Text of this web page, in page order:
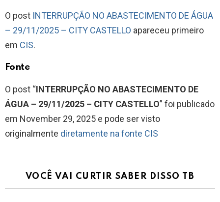
O post INTERRUPÇÃO NO ABASTECIMENTO DE ÁGUA
– 29/11/2025 – CITY CASTELLO apareceu primeiro
em CIS.
Fonte
O post “INTERRUPÇÃO NO ABASTECIMENTO DE
ÁGUA – 29/11/2025 – CITY CASTELLO” foi publicado
em November 29, 2025 e pode ser visto
originalmente diretamente na fonte CIS
VOCÊ VAI CURTIR SABER DISSO TB